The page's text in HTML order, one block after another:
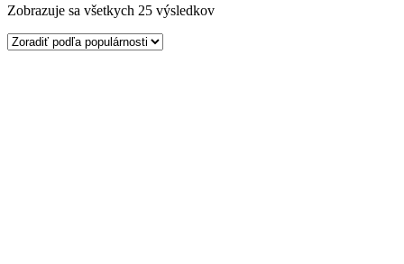
Zobrazuje sa všetkych 25 výsledkov